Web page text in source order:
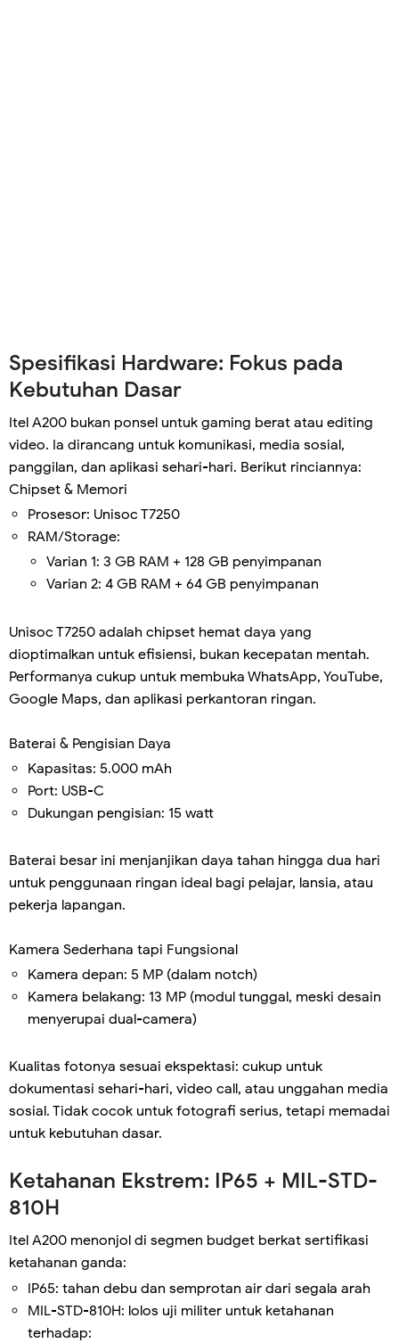
Spesifikasi Hardware: Fokus pada
Kebutuhan Dasar
Itel A200 bukan ponsel untuk gaming berat atau editing
video. Ia dirancang untuk komunikasi, media sosial,
panggilan, dan aplikasi sehari-hari. Berikut rinciannya:
Chipset & Memori
Prosesor: Unisoc T7250
RAM/Storage:
Varian 1: 3 GB RAM + 128 GB penyimpanan
Varian 2: 4 GB RAM + 64 GB penyimpanan
Unisoc T7250 adalah chipset hemat daya yang
dioptimalkan untuk efisiensi, bukan kecepatan mentah.
Performanya cukup untuk membuka WhatsApp, YouTube,
Google Maps, dan aplikasi perkantoran ringan.
Baterai & Pengisian Daya
Kapasitas: 5.000 mAh
Port: USB-C
Dukungan pengisian: 15 watt
Baterai besar ini menjanjikan daya tahan hingga dua hari
untuk penggunaan ringan ideal bagi pelajar, lansia, atau
pekerja lapangan.
Kamera Sederhana tapi Fungsional
Kamera depan: 5 MP (dalam notch)
Kamera belakang: 13 MP (modul tunggal, meski desain
menyerupai dual-camera)
Kualitas fotonya sesuai ekspektasi: cukup untuk
dokumentasi sehari-hari, video call, atau unggahan media
sosial. Tidak cocok untuk fotografi serius, tetapi memadai
untuk kebutuhan dasar.
Ketahanan Ekstrem: IP65 + MIL-STD-
810H
Itel A200 menonjol di segmen budget berkat sertifikasi
ketahanan ganda:
IP65: tahan debu dan semprotan air dari segala arah
MIL-STD-810H: lolos uji militer untuk ketahanan
terhadap: